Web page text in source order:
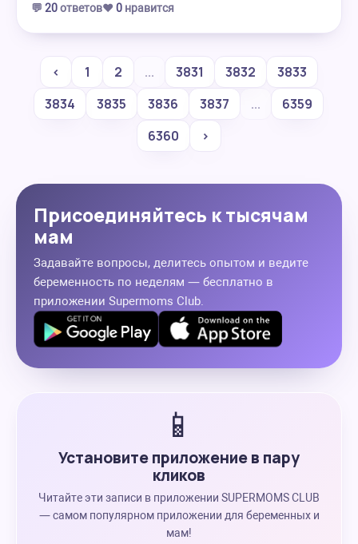
💬 20ответов❤️ 0 нравится
‹ 1 2 ... 3831 3832
3833
3834
3835 3836 3837 ...
6359
6360
›
Присоединяйтесь к тысячам
мам
Задавайте вопросы, делитесь опытом и ведите
беременность по неделям — бесплатно в
приложении Supermoms Club.
📱
Установите приложение в пару
кликов
Читайте эти записи в приложении SUPERMOMS CLUB
— самом популярном приложении для беременных и
мам!